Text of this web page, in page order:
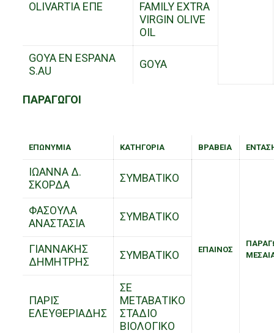
OLIVARTIA ΕΠΕ
FAMILY EXTRA
VIRGIN OLIVE
OIL
GOYA EN ESPANA
S.AU
GOYA
ΠΑΡΑΓΩΓΟΙ
ΕΠΩΝΥΜΙΑ ΚΑΤΗΓΟΡΙΑ ΒΡΑΒΕΙΑ
ΙΩΑΝΝΑ Δ.
ΣΚΟΡΔΑ
ΣΥΜΒΑΤΙΚΟ
ΕΠΑΙΝΟΣ
ΦΑΣΟΥΛΑ
ΑΝΑΣΤΑΣΙΑ
ΣΥΜΒΑΤΙΚΟ
ΓΙΑΝΝΑΚΗΣ
ΔΗΜΗΤΡΗΣ
ΣΥΜΒΑΤΙΚΟ
ΠΑΡΙΣ
ΕΛΕΥΘΕΡΙΑΔΗΣ
ΣΕ
ΜΕΤΑΒΑΤΙΚΟ
ΣΤΑΔΙΟ
ΒΙΟΛΟΓΙΚΟ